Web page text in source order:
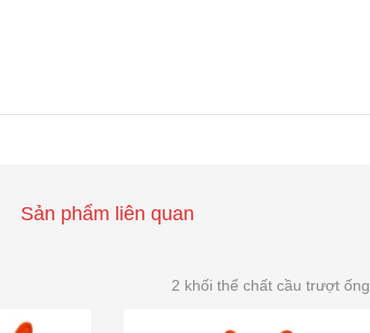
Sản phẩm liên quan
2 khối thể chất cầu trượt ống